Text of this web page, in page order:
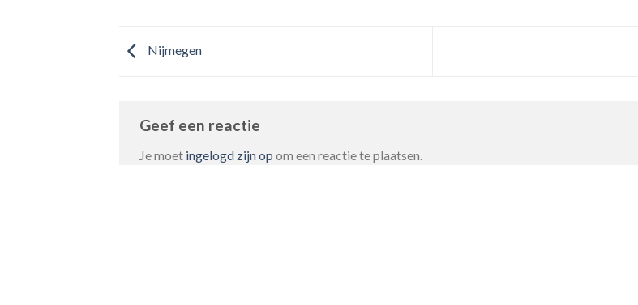
Nijmegen
Geef een reactie
Je moet ingelogd zijn op om een reactie te plaatsen.